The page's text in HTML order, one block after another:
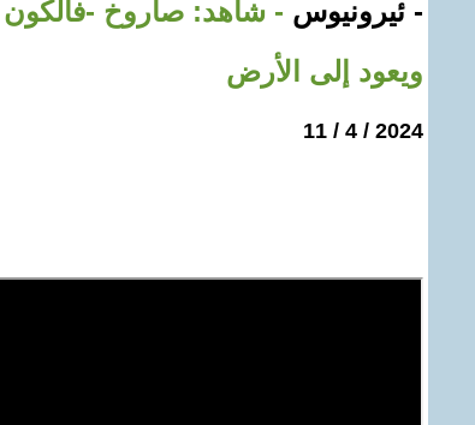
- ئيرونيوس
ويعود إلى الأرض
2024 / 4 / 11